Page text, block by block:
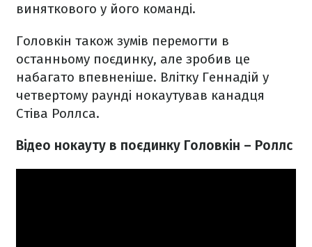
виняткового у його команді.
Головкін також зумів перемогти в
останньому поєдинку, але зробив це
набагато впевненіше. Влітку Геннадій у
четвертому раунді нокаутував канадця
Стіва Роллса.
Відео нокауту в поєдинку Головкін – Роллс